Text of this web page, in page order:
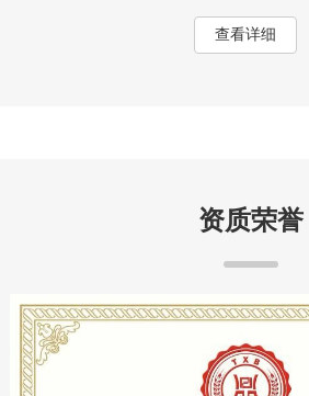
查看详细
资质荣誉